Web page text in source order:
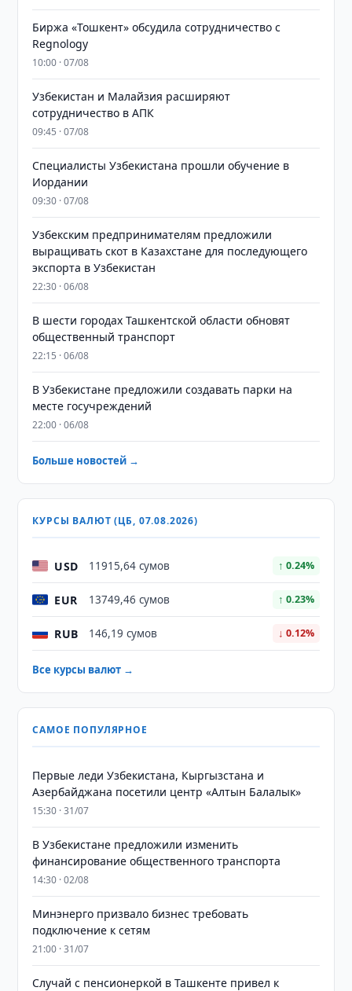
Биржа «Тошкент» обсудила сотрудничество с
Regnology
10:00 · 07/08
Узбекистан и Малайзия расширяют
сотрудничество в АПК
09:45 · 07/08
Специалисты Узбекистана прошли обучение в
Иордании
09:30 · 07/08
Узбекским предпринимателям предложили
выращивать скот в Казахстане для последующего
экспорта в Узбекистан
22:30 · 06/08
В шести городах Ташкентской области обновят
общественный транспорт
22:15 · 06/08
В Узбекистане предложили создавать парки на
месте госучреждений
22:00 · 06/08
Больше новостей →
КУРСЫ ВАЛЮТ (ЦБ, 07.08.2026)
USD 11915,64 сумов ↑ 0.24%
EUR 13749,46 сумов ↑ 0.23%
RUB 146,19 сумов ↓ 0.12%
Все курсы валют →
САМОЕ ПОПУЛЯРНОЕ
Первые леди Узбекистана, Кыргызстана и
Азербайджана посетили центр «Алтын Балалык»
15:30 · 31/07
В Узбекистане предложили изменить
финансирование общественного транспорта
14:30 · 02/08
Минэнерго призвало бизнес требовать
подключение к сетям
21:00 · 31/07
Случай с пенсионеркой в Ташкенте привел к